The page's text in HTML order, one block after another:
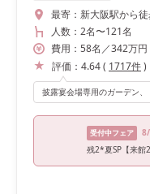
最寄： 新大阪駅から
人数： 2名〜121名
費用： 58名 ／342万円
評価： 4.64( 1717件)
受付中フェア